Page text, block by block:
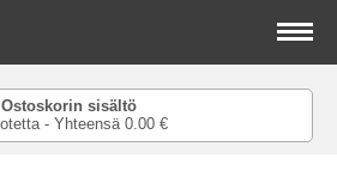
Ostoskorin sisältö
- Yhteensä 0.00 €